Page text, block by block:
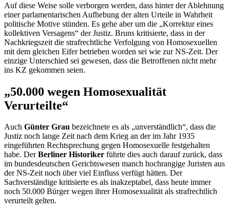
Auf diese Weise solle verborgen werden, dass hinter der Ablehnung
einer parlamentarischen Aufhebung der alten Urteile in Wahrheit
politische Motive stünden. Es gehe aber um die „Korrektur eines
kollektiven Versagens“ der Justiz. Bruns kritisierte, dass in der
Nachkriegszeit die strafrechtliche Verfolgung von Homosexuellen
mit dem gleichen Eifer betrieben worden sei wie zur NS-Zeit. Der
einzige Unterschied sei gewesen, dass die Betroffenen nicht mehr
ins KZ gekommen seien.
„50.000 wegen Homosexualität
Verurteilte“
Auch Günter Grau bezeichnete es als „unverständlich“, dass die
Justiz noch lange Zeit nach dem Krieg an der im Jahr 1935
eingeführten Rechtsprechung gegen Homosexuelle festgehalten
habe. DerBerliner Historiker führte dies auch darauf zurück, dass
im bundesdeutschen Gerichtswesen manch hochrangige Juristen aus
der NS-Zeit noch über viel Einfluss verfügt hätten. Der
Sachverständige kritisierte es als inakzeptabel, dass heute immer
noch 50.000 Bürger wegen ihrer Homosexualität als strafrechtlich
verurteilt gelten.